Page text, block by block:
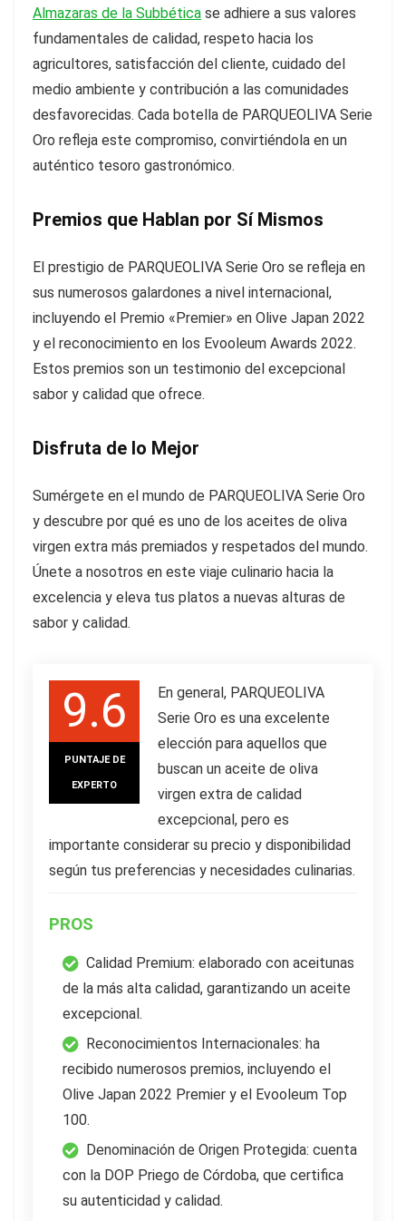
Almazaras de la Subbética se adhiere a sus valores
fundamentales de calidad, respeto hacia los
agricultores, satisfacción del cliente, cuidado del
medio ambiente y contribución a las comunidades
desfavorecidas. Cada botella de PARQUEOLIVA Serie
Oro refleja este compromiso, convirtiéndola en un
auténtico tesoro gastronómico.
Premios que Hablan por Sí Mismos
El prestigio de PARQUEOLIVA Serie Oro se refleja en
sus numerosos galardones a nivel internacional,
incluyendo el Premio «Premier» en Olive Japan 2022
y el reconocimiento en los Evooleum Awards 2022.
Estos premios son un testimonio del excepcional
sabor y calidad que ofrece.
Disfruta de lo Mejor
Sumérgete en el mundo de PARQUEOLIVA Serie Oro
y descubre por qué es uno de los aceites de oliva
virgen extra más premiados y respetados del mundo.
Únete a nosotros en este viaje culinario hacia la
excelencia y eleva tus platos a nuevas alturas de
sabor y calidad.
9.6
PUNTAJE DE
EXPERTO
En general, PARQUEOLIVA
Serie Oro es una excelente
elección para aquellos que
buscan un aceite de oliva
virgen extra de calidad
excepcional, pero es
importante considerar su precio y disponibilidad
según tus preferencias y necesidades culinarias.
PROS
Calidad Premium: elaborado con aceitunas
de la más alta calidad, garantizando un aceite
excepcional.
Reconocimientos Internacionales: ha
recibido numerosos premios, incluyendo el
Olive Japan 2022 Premier y el Evooleum Top
100.
Denominación de Origen Protegida: cuenta
con la DOP Priego de Córdoba, que certifica
su autenticidad y calidad.